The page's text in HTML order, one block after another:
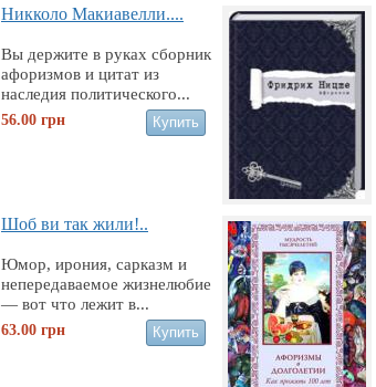
Никколо Макиавелли....
Вы держите в руках сборник
афоризмов и цитат из
наследия политического...
56.00 грн
Шоб ви так жили!..
Юмор, ирония, сарказм и
непередаваемое жизнелюбие
— вот что лежит в...
63.00 грн